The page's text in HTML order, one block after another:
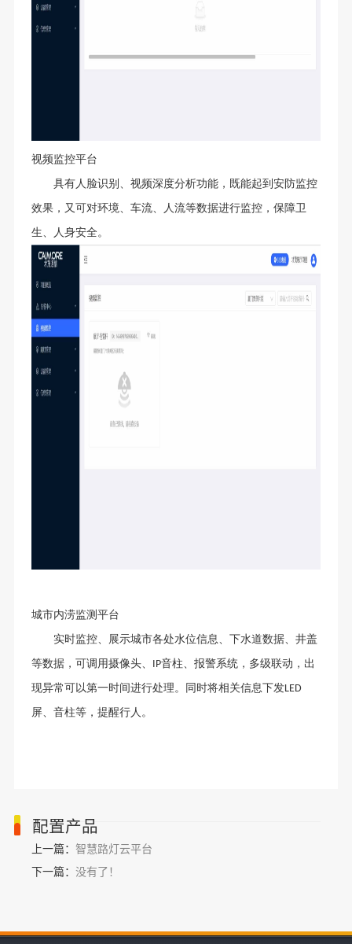
视频监控平台
具有人脸识别、视频深度分析功能，既能起到安防监控
效果，又可对环境、车流、人流等数据进行监控，保障卫
生、人身安全。
城市内涝监测平台
实时监控、展示城市各处水位信息、下水道数据、井盖
等数据，可调用摄像头、 IP音柱、报警系统，多级联动，出
现异常可以第一时间进行处理。同时将相关信息下发LED
屏、音柱等，提醒行人。
配置产品
上一篇：智慧路灯云平台
下一篇：没有了！